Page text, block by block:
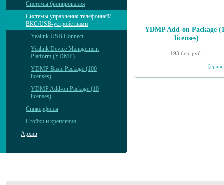
Системы бронирования
Системы управления телефонией/
ВКС/USB-устройствами
Yealink USB Connect
Yealink Device Management
Platform (YDMP)
YDMP Basic Package (100
licenses)
YDMP Add-on Package (10
licenses)
Спикерфоны
Стойки и крепления
Архив
YDMP Add-on Package
licenses)
193 бел. руб.